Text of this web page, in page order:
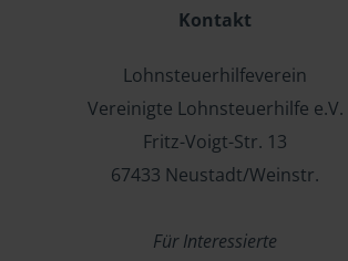
Kontakt
Lohnsteuerhilfeverein
Vereinigte Lohnsteuerhilfe e.V.
Fritz-Voigt-Str. 13
67433 Neustadt/Weinstr.
Für Interessierte